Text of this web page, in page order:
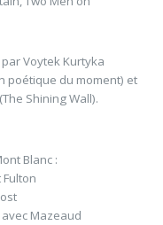
Voytek Kurtyka
poétique du moment) et
Shining Wall).
Blanc :
Mazeaud